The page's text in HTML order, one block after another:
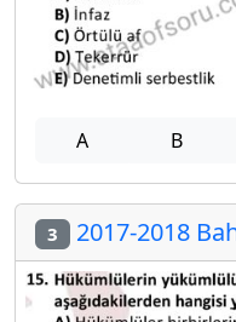
A B
3 2017-2018